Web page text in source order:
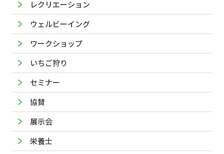
レクリエーション
ウェルビーイング
ワークショップ
いちご狩り
セミナー
協賛
展示会
栄養士